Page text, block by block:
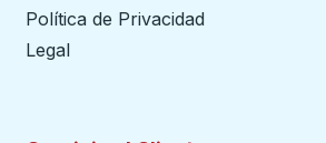
Política de Privacidad
Legal